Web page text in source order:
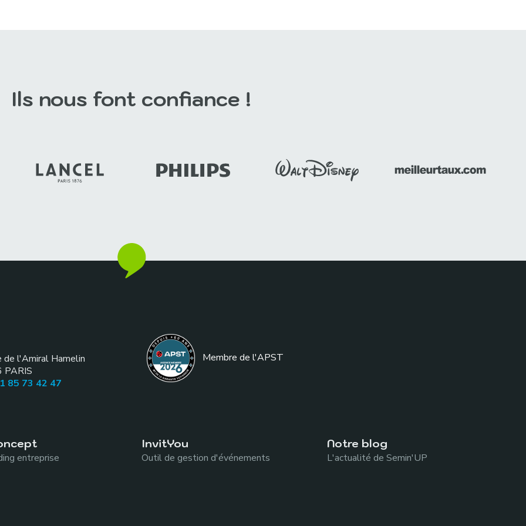
Ils nous font confiance !
de l'Amiral Hamelin
PARIS
85 73 42 47
Membre de l'APST
entreprise
InvitYou
Outil de gestion d'événements
Notre blog
L'actualité de Semin'UP